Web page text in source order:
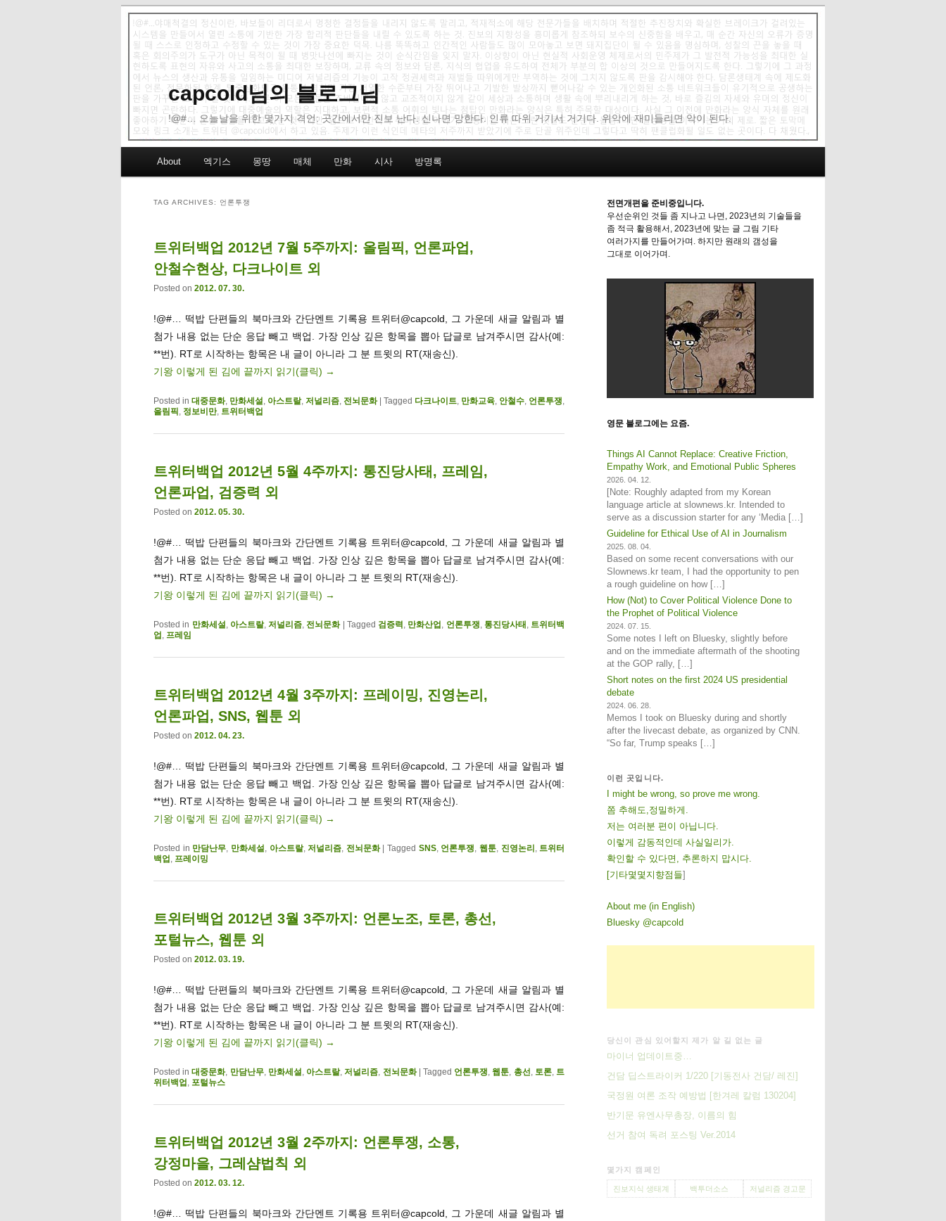
capcold님의 블로그님
!@#… 오늘날을 위한 몇가지 격언: 곳간에서만 진보 난다. 신나면 망한다. 인류 따위 거기서 거기다. 위악에 재미들리면 악이 된다.
Skip to primary content
Skip to secondary content
About 엑기스 몽땅 매체 만화 시사 방명록
TAG ARCHIVES: 언론투쟁
트위터백업 2012년 7월 5주까지: 올림픽, 언론파업,
안철수현상, 다크나이트 외
Posted on 2012. 07. 30.
!@#… 떡밥 단편들의 북마크와 간단멘트 기록용 트위터@capcold, 그 가운데 새글 알림과 별
첨가 내용 없는 단순 응답 빼고 백업. 가장 인상 깊은 항목을 뽑아 답글로 남겨주시면 감사(예:
**번). RT로 시작하는 항목은 내 글이 아니라 그 분 트윗의 RT(재송신).
기왕 이렇게 된 김에 끝까지 읽기(클릭) →
Posted in 대중문화, 만화세설, 아스트랄, 저널리즘, 전뇌문화 Tagged 다크나이트, 만화교육, 안철수, 언론투쟁,
올림픽 , 정보비만, 트위터백업
트위터백업 2012년 5월 4주까지: 통진당사태, 프레임,
언론파업, 검증력 외
Posted on 2012. 05. 30.
!@#… 떡밥 단편들의 북마크와 간단멘트 기록용 트위터@capcold, 그 가운데 새글 알림과 별
첨가 내용 없는 단순 응답 빼고 백업. 가장 인상 깊은 항목을 뽑아 답글로 남겨주시면 감사(예:
**번). RT로 시작하는 항목은 내 글이 아니라 그 분 트윗의 RT(재송신).
기왕 이렇게 된 김에 끝까지 읽기(클릭) →
Posted in 만화세설, 아스트랄, 저널리즘, 전뇌문화 Tagged 검증력 , 만화산업 , 언론투쟁, 통진당사태 , 트위터백
업 , 프레임
트위터백업 2012년 4월 3주까지: 프레이밍, 진영논리,
언론파업, SNS, 웹툰 외
Posted on 2012. 04. 23.
!@#… 떡밥 단편들의 북마크와 간단멘트 기록용 트위터@capcold, 그 가운데 새글 알림과 별
첨가 내용 없는 단순 응답 빼고 백업. 가장 인상 깊은 항목을 뽑아 답글로 남겨주시면 감사(예:
**번). RT로 시작하는 항목은 내 글이 아니라 그 분 트윗의 RT(재송신).
기왕 이렇게 된 김에 끝까지 읽기(클릭) →
Posted in 만담난무, 만화세설, 아스트랄,저널리즘, 전뇌문화 Tagged SNS, 언론투쟁, 웹툰, 진영논리 ,트위터
백업 , 프레이밍
트위터백업 2012년 3월 3주까지: 언론노조, 토론, 총선,
포털뉴스, 웹툰 외
Posted on 2012. 03. 19.
!@#… 떡밥 단편들의 북마크와 간단멘트 기록용 트위터@capcold, 그 가운데 새글 알림과 별
첨가 내용 없는 단순 응답 빼고 백업. 가장 인상 깊은 항목을 뽑아 답글로 남겨주시면 감사(예:
**번). RT로 시작하는 항목은 내 글이 아니라 그 분 트윗의 RT(재송신).
기왕 이렇게 된 김에 끝까지 읽기(클릭) →
Posted in 대중문화, 만담난무, 만화세설, 아스트랄,저널리즘, 전뇌문화 Tagged 언론투쟁,웹툰, 총선, 토론,트
위터백업 , 포털뉴스
트위터백업 2012년 3월 2주까지: 언론투쟁, 소통,
강정마을, 그레샴법칙 외
Posted on 2012. 03. 12.
!@#… 떡밥 단편들의 북마크와 간단멘트 기록용 트위터@capcold, 그 가운데 새글 알림과 별
전면개편을 준비중입니다.
우선순위인 것들 좀 지나고 나면, 2023년의 기술들을
좀 적극 활용해서, 2023년에 맞는 글 그림 기타
여러가지를 만들어가며. 하지만 원래의 갬성을
그대로 이어가며.
영문 블로그에는 요즘.
Things AI Cannot Replace: Creative Friction,
Empathy Work, and Emotional Public Spheres
2026. 04. 12.
[Note: Roughly adapted from my Korean
language article at slownews.kr. Intended to
serve as a discussion starter for any ‘Media […]
Guideline for Ethical Use of AI in Journalism
2025. 08. 04.
Based on some recent conversations with our
Slownews.kr team, I had the opportunity to pen
a rough guideline on how […]
How (Not) to Cover Political Violence Done to
the Prophet of Political Violence
2024. 07. 15.
Some notes I left on Bluesky, slightly before
and on the immediate aftermath of the shooting
at the GOP rally, […]
Short notes on the first 2024 US presidential
debate
2024. 06. 28.
Memos I took on Bluesky during and shortly
after the livecast debate, as organized by CNN.
“So far, Trump speaks […]
이런 곳입니다.
I might be wrong, so prove me wrong.
쫌 추해도,정밀하게.
저는 여러분 편이 아닙니다.
이렇게 감동적인데 사실일리가.
확인할 수 있다면, 추론하지 맙시다.
[기 타몇 몇 지 향점 들]
About me (in English)
Bluesky @capcold
당신이 관심 있어할지 제가 알 길 없는 글
마이너 업데이트중…
건담 딥스트라이커 1/220 [기동전사 건담/ 레진]
국정원 여론 조작 예방법 [한겨레 칼럼 130204]
반기문 유엔사무총장, 이름의 힘
선거 참여 독려 포스팅 Ver.2014
몇가지 캠페인
진보지식 생태계 백투더소스 저널리즘 경고문